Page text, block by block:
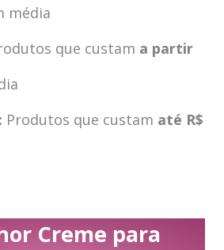
média
que custam a partir
Produtos que custam até R$
Creme para